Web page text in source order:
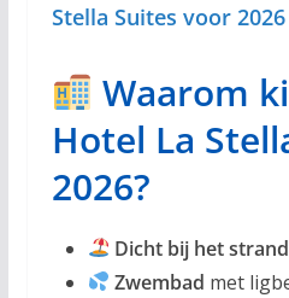
Stella Suites voor 2026
Waarom
Hotel La
2026?
Dicht bij het strand
Zwembad met